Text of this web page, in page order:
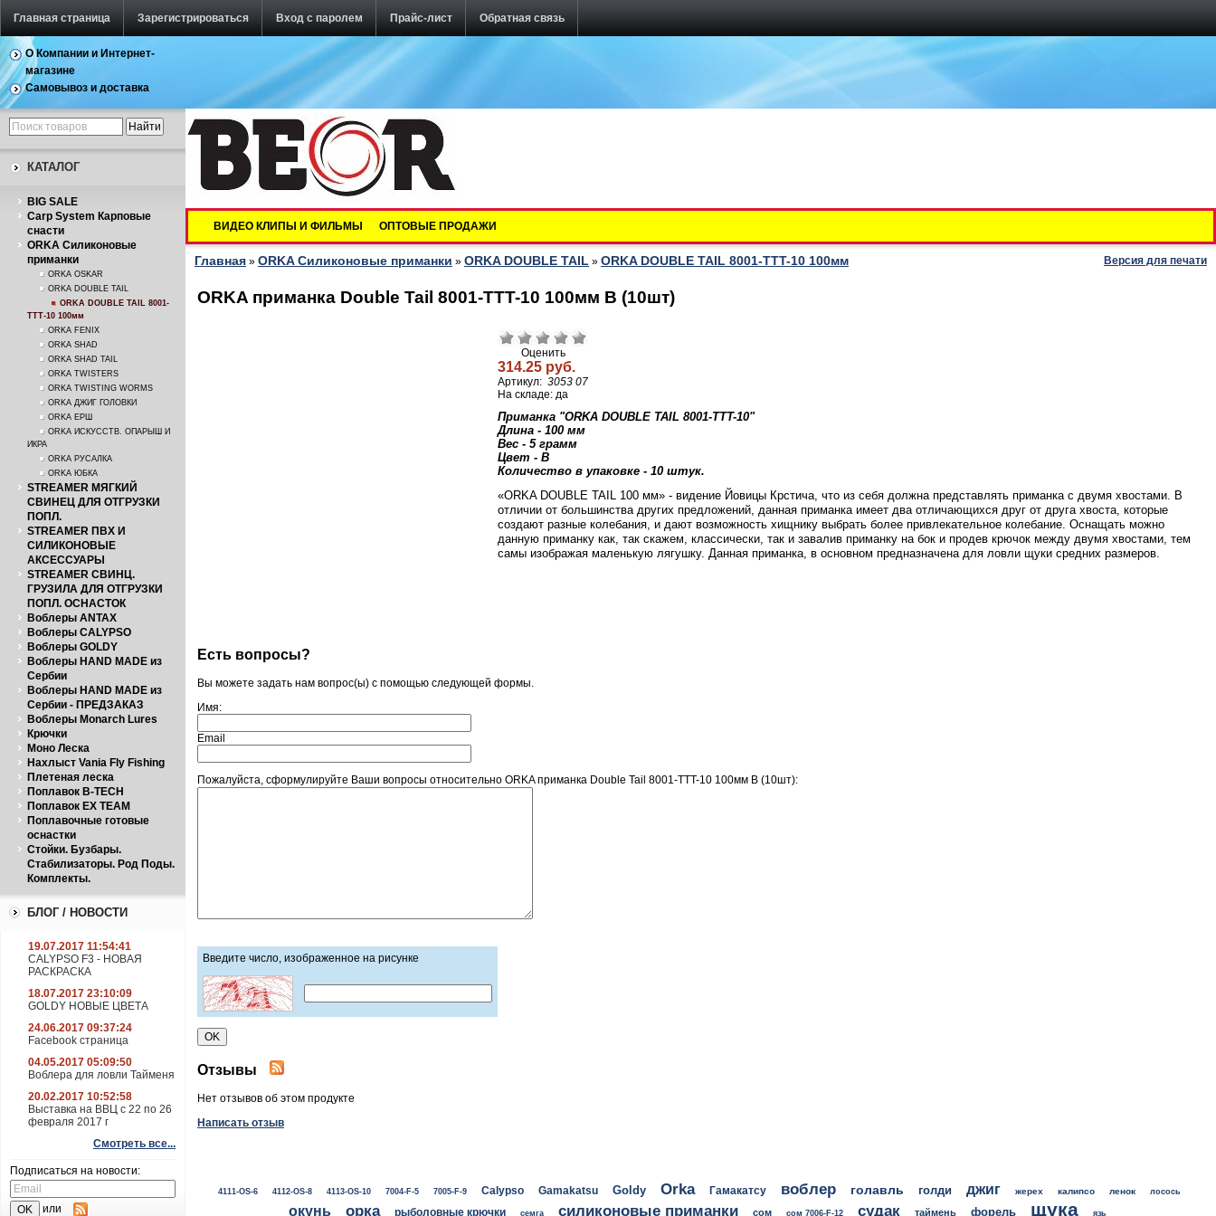
Главная страница Зарегистрироваться Вход с паролем Прайс-лист Обратная связь
О Компании и Интернет-
магазине
Самовывоз и доставка
КАТАЛОГ
BIG SALE
Carp System Карповые
снасти
ORKA Силиконовые
приманки
ORKA OSKAR
ORKA DOUBLE TAIL
ORKA DOUBLE TAIL 8001-
TTT-10 100мм
ORKA FENIX
ORKA SHAD
ORKA SHAD TAIL
ORKA TWISTERS
ORKA TWISTING WORMS
ORKA ДЖИГ ГОЛОВКИ
ORKA ЕРШ
ORKA ИСКУССТВ. ОПАРЫШ И
ИКРА
ORKA РУСАЛКА
ORKA ЮБКА
STREAMER МЯГКИЙ
СВИНЕЦ ДЛЯ ОТГРУЗКИ
ПОПЛ.
STREAMER ПВХ И
СИЛИКОНОВЫЕ
АКСЕССУАРЫ
STREAMER СВИНЦ.
ГРУЗИЛА ДЛЯ ОТГРУЗКИ
ПОПЛ. ОСНАСТОК
Воблеры ANTAX
Воблеры CALYPSO
Воблеры GOLDY
Воблеры HAND MADE из
Сербии
Воблеры HAND MADE из
Сербии - ПРЕДЗАКАЗ
Воблеры Monarch Lures
Крючки
Моно Леска
Нахлыст Vania Fly Fishing
Плетеная леска
Поплавок B-TECH
Поплавок EX TEAM
Поплавочные готовые
оснастки
Стойки. Бузбары.
Стабилизаторы. Род Поды.
Комплекты.
БЛОГ / НОВОСТИ
19.07.2017 11:54:41
CALYPSO F3 - НОВАЯ
РАСКРАСКА
18.07.2017 23:10:09
GOLDY НОВЫЕ ЦВЕТА
24.06.2017 09:37:24
Facebook страница
04.05.2017 05:09:50
Воблера для ловли Тайменя
20.02.2017 10:52:58
Выставка на ВВЦ с 22 по 26
февраля 2017 г
Смотреть все...
Подписаться на новости:
или
ВИДЕО КЛИПЫ И ФИЛЬМЫ ОПТОВЫЕ ПРОДАЖИ
Главная » ORKA Силиконовые приманки » ORKA DOUBLE TAIL » ORKA DOUBLE TAIL 8001-TTT-10 100мм Версия для печати
ORKA приманка Double Tail 8001-TTT-10 100мм B (10шт)
Оценить
314.25 руб.
Артикул: 3053 07
На складе: да
Приманка "ORKA DOUBLE TAIL 8001-TTT-10"
Длина - 100 мм
Вес - 5 грамм
Цвет - B
Количество в упаковке - 10 штук.
«ORKA DOUBLE TAIL 100 мм» - видение Йовицы Крстича, что из себя должна представлять приманка с двумя хвостами. В
отличии от большинства других предложений, данная приманка имеет два отличающихся друг от друга хвоста, которые
создают разные колебания, и дают возможность хищнику выбрать более привлекательное колебание. Оснащать можно
данную приманку как, так скажем, классически, так и завалив приманку на бок и продев крючок между двумя хвостами, тем
самы изображая маленькую лягушку. Данная приманка, в основном предназначена для ловли щуки средних размеров.
Есть вопросы?
Вы можете задать нам вопрос(ы) с помощью следующей формы.
Имя:
Email
Пожалуйста, сформулируйте Ваши вопросы относительно ORKA приманка Double Tail 8001-TTT-10 100мм B (10шт):
Введите число, изображенное на рисунке
Отзывы
Нет отзывов об этом продукте
Написать отзыв
4111-OS-6 4112-OS-8 4113-OS-10 7004-F-5 7005-F-9 Calypso Gamakatsu Goldy Orka Гамакатсу воблер голавль голди джиг жерех калипсо ленок лосось
окунь орка рыболовные крючки семга силиконовые приманки сом сом 7006-F-12 судак таймень форель щука язь